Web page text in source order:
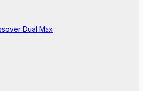
Dual Max